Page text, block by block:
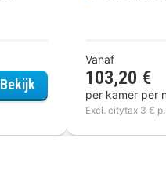
BekijkClayton Hotel
Vanaf
103,20 €
per kamer per
Excl. citytax 3 €